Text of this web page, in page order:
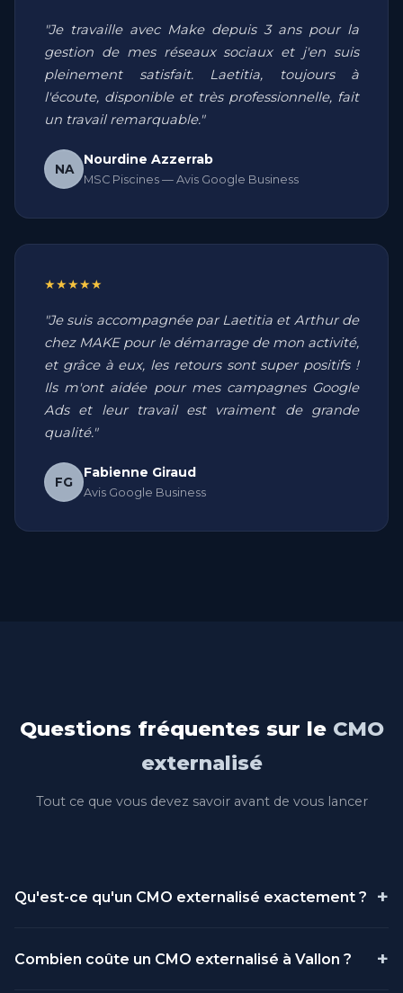
"Je travaille avec Make depuis 3 ans pour la
gestion de mes réseaux sociaux et j'en suis
pleinement satisfait. Laetitia, toujours à
l'écoute, disponible et très professionnelle, fait
un travail remarquable."
NA
Nourdine Azzerrab
MSC Piscines — Avis Google Business
★★★★★
"Je suis accompagnée par Laetitia et Arthur de
chez MAKE pour le démarrage de mon activité,
et grâce à eux, les retours sont super positifs !
Ils m'ont aidée pour mes campagnes Google
Ads et leur travail est vraiment de grande
qualité."
FG
Fabienne Giraud
Avis Google Business
Questions fréquentes sur le CMO
externalisé
Tout ce que vous devez savoir avant de vous lancer
Qu'est-ce qu'un CMO externalisé exactement ? +
directeur marketing professionnel qui travaille pour
Combien coûte un CMO externalisé à Vallon ? +